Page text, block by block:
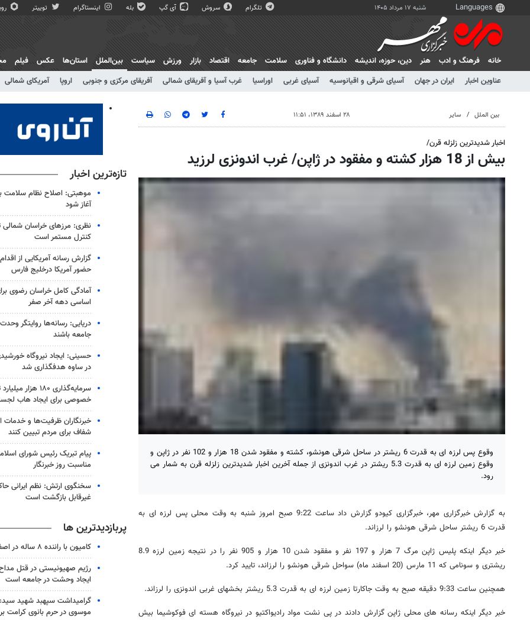
شنبه ۱۷ مرداد ۱۴۰۵ تلگرام سروش آی گپ بله اینستاگرام توییتر
خانه فرهنگ و ادب هنر دين، حوزه، انديشه دانشگاه و فناوری سلامت جامعه اقتصاد بازار ورزش سیاست
بین‌الملل
عناوین اخبار
ایران در جهان آسیای شرقی و اقیانوسیه آسیای غربی اوراسیا غرب آسیا و آفریقای شمالی آفریقای مرکزی و جنوبی اروپا آمریکای شمالی
استان‌ها عکس فیلم
بین الملل سایر ۲۸ اسفند ۱۳۸۹، ۱۱:۵۱
اخبار شدیدترین زلزله قرن/
بیش از 18 هزار کشته و مفقود در ژاپن/ غرب اندونزی لرزید
وقوع پس لرزه ای به قدرت 6 ریشتر در ساحل شرقی هونشو، کشته و مفقود شدن 18 هزار و 102 نفر در ژاپن و
وقوع زمین لرزه ای به قدرت 5.3 ریشتر در غرب اندونزی از جمله آخرین اخبار شدیدترین زلزله قرن به شمار می
رود.
به گزارش خبرگزاری مهر، خبرگزاری کیودو گزارش داد ساعت 9:22 صبح امروز شنبه به وقت محلی پس لرزه ای به
قدرت 6 ریشتر ساحل شرقی هونشو را لرزاند.
خبر دیگر اینکه پلیس ژاپن مرگ 7 هزار و 197 نفر و مفقود شدن 10 هزار و 905 نفر را در نتیجه زمین لرزه 8.9
ریشتری و سونامی که 11 مارس (20 اسفند ماه) سواحل شرقی هونشو را لرزاند، تایید کرد.
همچنین ساعت 9:33 دقیقه صبح به وقت جاکارتا زمین لرزه ای به قدرت 5.3 ریشتر بخشهای غربی اندونزی را لرزاند.
خبر دیگر اینکه رسانه های محلی ژاپن گزارش دادند در پی نشت مواد رادیواکتیو در نیروگاه هسته ای فوکوشیما بیش
تازه‌ترین اخبار
موهبتی: اصلاح نظام سلامت
آغاز شود
نظری: مرزهای خراسان
کنترل مستمر است
گزارش رسانه آمریکایی از اقدام
حضور آمریکا درخلیج فارس
آمادگی کامل خراسان رضوی
اساسی دهه آخر صفر
دریایی: رسانه‌ها روایتگر
جامعه باشند
در ساوه هدفگذاری شد
سرمایه‌گذاری ۱۸۰
خصوصی برای ایجاد هاب
خبرنگاران ظرفیت‌ها و خدمات
شفاف برای مردم تبیین کنند
پیام تبریک رئیس شورای
مناسبت روز خبرنگار
سخنگوی ارتش: نظم ایرانی
غیرقابل بازگشت است
پربازدیدترین ها
کامیون با راننده ۸ ساله در اصفهان توقیف شد
رژیم صهیونیستی در قتل
ایجاد وحشت در جامعه است
گرامیداشت سپهبد شهید
موسوی در حرم بانوی کرامت